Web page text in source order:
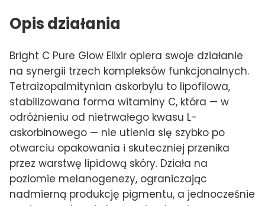
Opis działania
Bright C Pure Glow Elixir opiera swoje działanie
na synergii trzech kompleksów funkcjonalnych.
Tetraizopalmitynian askorbylu to lipofilowa,
stabilizowana forma witaminy C, która — w
odróżnieniu od nietrwałego kwasu L-
askorbinowego — nie utlenia się szybko po
otwarciu opakowania i skuteczniej przenika
przez warstwę lipidową skóry. Działa na
poziomie melanogenezy, ograniczając
nadmierną produkcję pigmentu, a jednocześnie